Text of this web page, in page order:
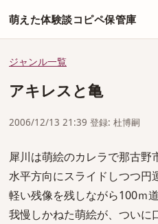
萌えた体験談コピペ保管庫
ジャンル一覧
アキレスと亀
2006/12/13 21:39 登録: 杜博嗣
犀川は萌絵のカレラで那古野
水平方向にスライドしつつ円
軽い残像を残しながら100ｍ
我慢しかねた萌絵が、ついに